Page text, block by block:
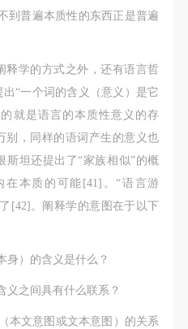
到普遍本质性的东西正是普遍
释学的方式之外，还有语言哲
“一个词的含义（意义）是它
就是语言的本质性意义的存
别，同样的语词产生的意义也
斯坦还提出了“家族相似”的概
本质的可能[41]。“语言游
[42]。阐释学的意图在于以下
身）的含义是什么？
义之间具有什么联系？
本文意图或文本意图）的关系